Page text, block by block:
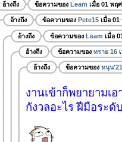
อ้างถึง ข้อความของ Leam เมื่อ 01 พฤ
อ้างถึง ข้อความของ Pete15เมื่อ 01
อ้างถึง ข้อความของ Leam เมื่อ
อ้างถึง ข้อความของ ทราย 16เ
อ้างถึง ข้อความของ หนุน'21
งานเข้าก็พยายามเ
กังวลอะไร ฝีมือระดั